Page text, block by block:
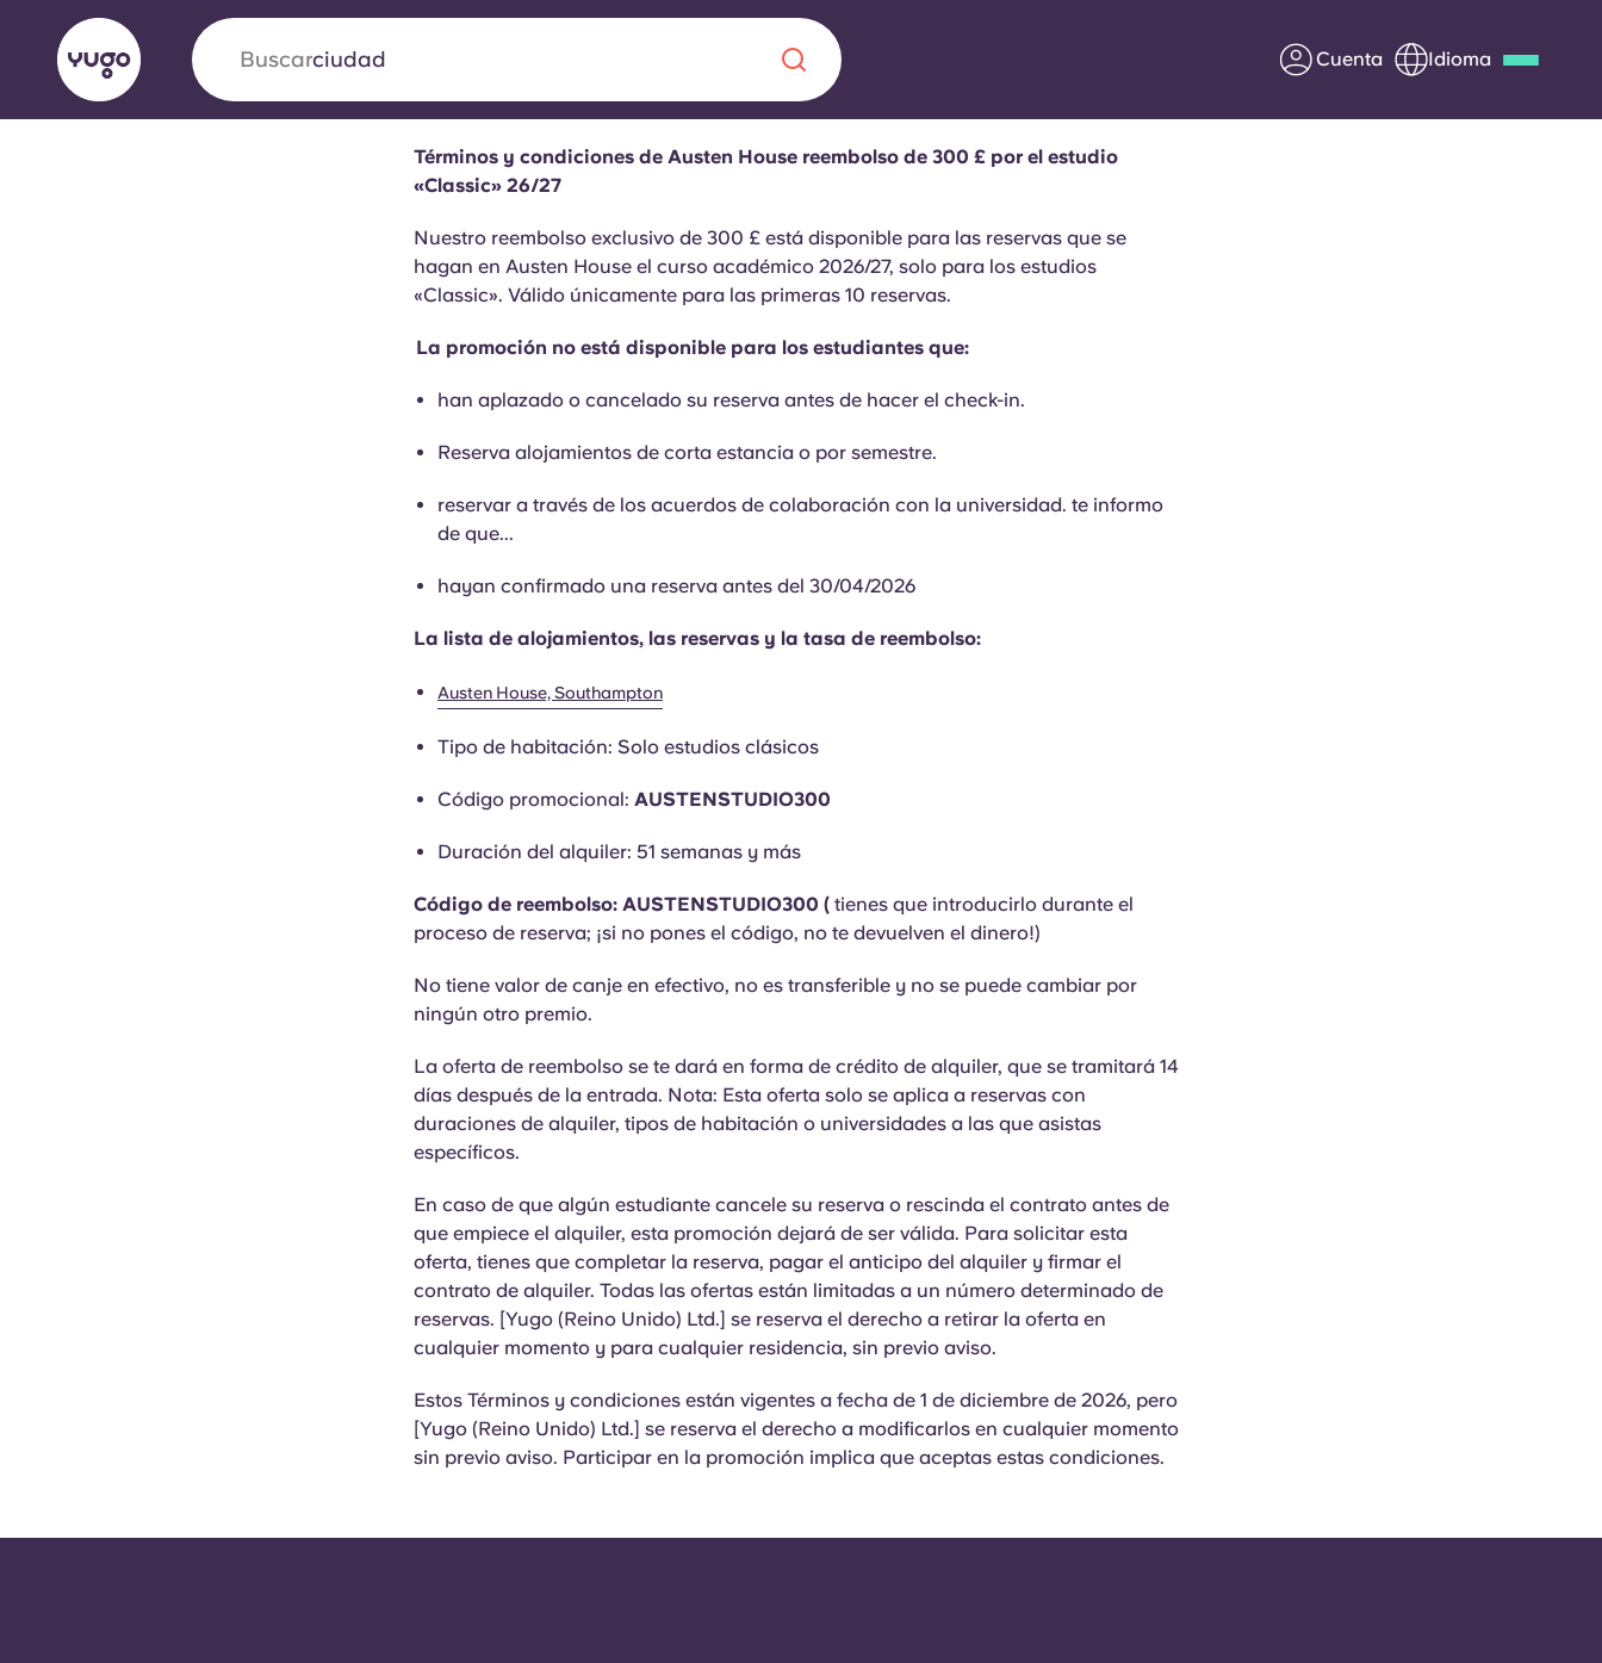
Buscarciudad Cuenta Idioma
Yugo VCARB: Impulsando una nueva era
en el alojamiento para estudiantes
La colaboración pionera Yugocon VCARB impulsa la innovación,
Quiénes somos
Preguntas frecuentes
English (US)
Términos y condiciones de Austen House reembolso de 300 £ por el estudio
«Classic» 26/27
Nuestro reembolso exclusivo de 300 £ está disponible para las reservas que se
hagan en Austen House el curso académico 2026/27, solo para los estudios
«Classic». Válido únicamente para las primeras 10 reservas.
La promoción no está disponible para los estudiantes que:
han aplazado o cancelado su reserva antes de hacer el check-in.
Reserva alojamientos de corta estancia o por semestre.
reservar a través de los acuerdos de colaboración con la universidad. te informo
de que...
hayan confirmado una reserva antes del 30/04/2026
La lista de alojamientos, las reservas y la tasa de reembolso:
Austen House, Southampton
Tipo de habitación: Solo estudios clásicos
Código promocional: AUSTENSTUDIO300
Duración del alquiler: 51 semanas y más
Código de reembolso: AUSTENSTUDIO300 ( tienes que introducirlo durante el
proceso de reserva; ¡si no pones el código, no te devuelven el dinero!)
No tiene valor de canje en efectivo, no es transferible y no se puede cambiar por
ningún otro premio.
La oferta de reembolso se te dará en forma de crédito de alquiler, que se tramitará 14
días después de la entrada. Nota: Esta oferta solo se aplica a reservas con
duraciones de alquiler, tipos de habitación o universidades a las que asistas
específicos.
En caso de que algún estudiante cancele su reserva o rescinda el contrato antes de
que empiece el alquiler, esta promoción dejará de ser válida. Para solicitar esta
oferta, tienes que completar la reserva, pagar el anticipo del alquiler y firmar el
contrato de alquiler. Todas las ofertas están limitadas a un número determinado de
reservas. [Yugo (Reino Unido) Ltd.] se reserva el derecho a retirar la oferta en
cualquier momento y para cualquier residencia, sin previo aviso.
Estos Términos y condiciones están vigentes a fecha de 1 de diciembre de 2026, pero
[Yugo (Reino Unido) Ltd.] se reserva el derecho a modificarlos en cualquier momento
sin previo aviso. Participar en la promoción implica que aceptas estas condiciones.